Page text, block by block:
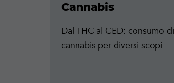
Cannabis
Dal THC al CBD: consumo di
cannabis per diversi scopi